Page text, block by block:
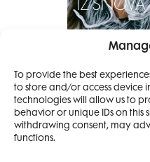
To provide the best
to store and/or access device
technologies will allow us to
behavior or unique IDs on this
withdrawing consent, may
functions.
Pretplati